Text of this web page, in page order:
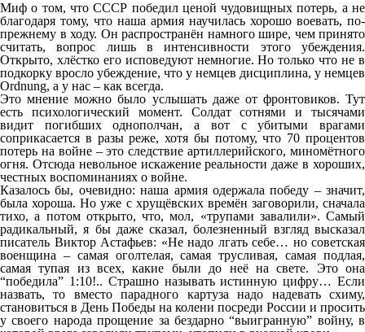
Миф о том, что СССР победил ценой чудовищных потерь, а не
благодаря тому, что наша армия научилась хорошо воевать, по-
прежнему в ходу. Он распространён намного шире, чем принято
считать, вопрос лишь в интенсивности этого убеждения.
Открыто, хлёстко его исповедуют немногие. Но только что не в
подкорку вросло убеждение, что у немцев дисциплина, у немцев
Ordnung, а у нас – как всегда.
Это мнение можно было услышать даже от фронтовиков. Тут
есть психологический момент. Солдат сотнями и тысячами
видит погибших однополчан, а вот с убитыми врагами
соприкасается в разы реже, хотя бы потому, что 70 процентов
потерь на войне – это следствие артиллерийского, миномётного
огня. Отсюда невольное искажение реальности даже в хороших,
честных воспоминаниях о войне.
Казалось бы, очевидно: наша армия одержала победу – значит,
была хороша. Но уже с хрущёвских времён заговорили, сначала
тихо, а потом открыто, что, мол, «трупами завалили». Самый
радикальный, я бы даже сказал, болезненный взгляд высказал
писатель Виктор Астафьев: «Не надо лгать себе… но советская
военщина – самая оголтелая, самая трусливая, самая подлая,
самая тупая из всех, какие были до неё на свете. Это она
“победила” 1:10!.. Страшно называть истинную цифру… Если
назвать, то вместо парадного картуза надо надевать схиму,
становиться в День Победы на колени посреди России и просить
у своего народа прощение за бездарно “выигранную” войну, в